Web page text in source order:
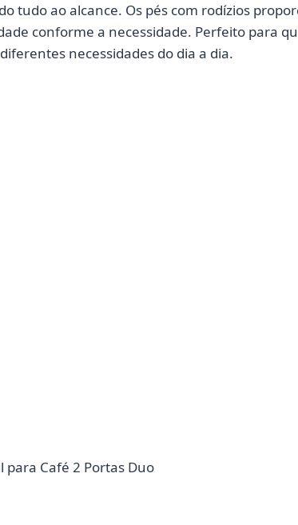
tudo ao alcance. Os pés com rodízios
conforme a necessidade. Perfeito para
necessidades do dia a dia.
Café 2 Portas Duo